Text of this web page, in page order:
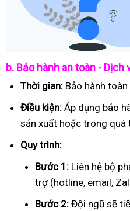
b. Bảo hành an toàn - Dịch
Thời gian: Bảo hành
Điều kiện: Áp dụng bảo
sản xuất hoặc trong quá
Quy trình:
Bước 1: Liên hệ bộ
trợ (hotline, email,
Bước 2: Đội ngũ sẽ